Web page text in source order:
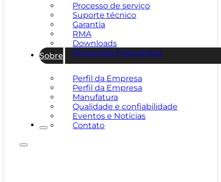
Processo de serviço
Suporte técnico
Garantia
RMA
Downloads
Perguntas Frequentes
Sobre
Perfil da Empresa
Perfil da Empresa
Manufatura
Qualidade e confiabilidade
Eventos e Notícias
Contato